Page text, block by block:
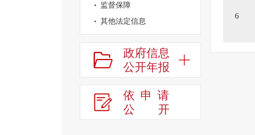
监督保障
其他法定信息
政府信息
公开年报
依申请
公
开
6